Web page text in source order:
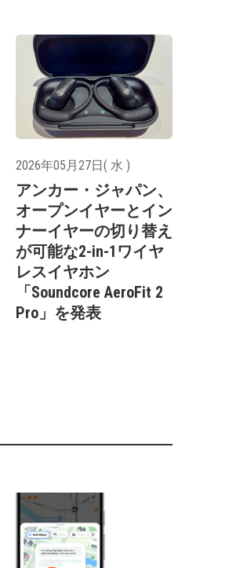
2026年05月27日( 水 )
アンカー・ジャパン、
オープンイヤーとイン
ナーイヤーの切り替え
が可能な2-in-1ワイヤ
レスイヤホン
「Soundcore AeroFit 2
Pro」を発表